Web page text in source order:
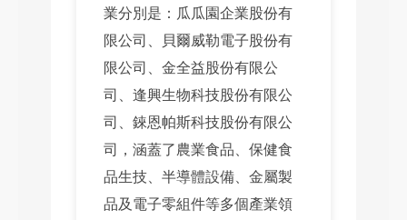
業分別是：瓜瓜園企業股份有
限公司、貝爾威勒電子股份有
限公司、金全益股份有限公
司、逢興生物科技股份有限公
司、錸恩帕斯科技股份有限公
司，涵蓋了農業食品、保健食
品生技、半導體設備、金屬製
品及電子零組件等多個產業領